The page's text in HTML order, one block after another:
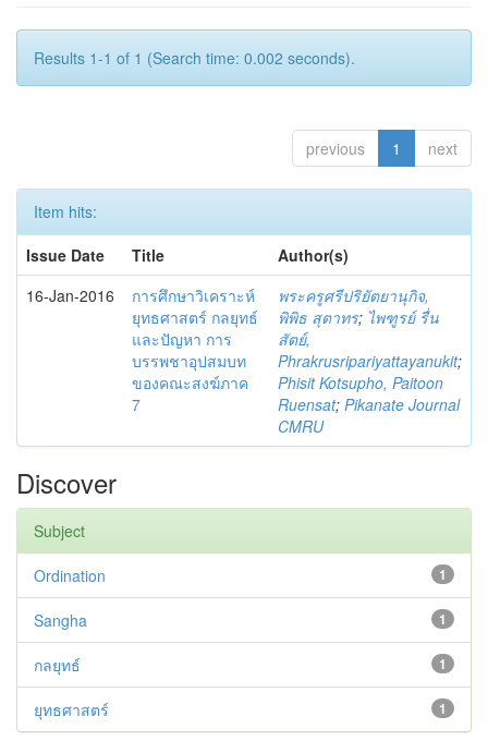
Results 1-1 of 1 (Search time: 0.002 seconds).
previous 1 next
Item hits:
Issue Date
Title
Author(s)
16-Jan-2016
การศึกษาวิเคราะห์
ยุทธศาสตร์ กลยุทธ์
และปัญหา การ
บรรพชาอุปสมบท
ของคณะสงฆ์ภาค
7
พระครูศรีปริยัตยานุกิจ,
พิพิธ สุตาทร; ไพฑูรย์ รื่น
สัตย์,
Phrakrusripariyattayanukit;
Phisit Kotsupho, Paitoon
Ruensat; Pikanate Journal
CMRU
Discover
Subject
1
Ordination
1
Sangha
1
กลยุทธ์
1
ยุทธศาสตร์